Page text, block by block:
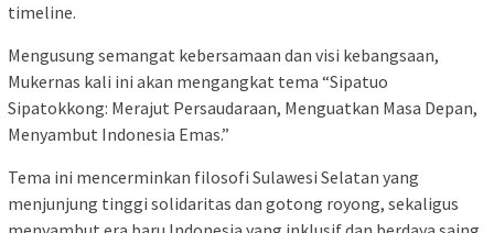
timeline.
Mengusung semangat kebersamaan dan visi kebangsaan,
Mukernas kali ini akan mengangkat tema “Sipatuo
Sipatokkong: Merajut Persaudaraan, Menguatkan Masa Depan,
Menyambut Indonesia Emas.”
Tema ini mencerminkan filosofi Sulawesi Selatan yang
menjunjung tinggi solidaritas dan gotong royong, sekaligus